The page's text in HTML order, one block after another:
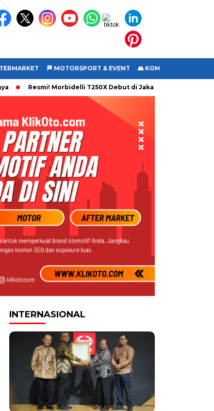
🏁 MOTORSPORT & EVENT 👥 KOMUNITAS
Resmi! Morbidelli T250X Debut di Jakarta Fair 2026, Motor
INTERNASIONAL